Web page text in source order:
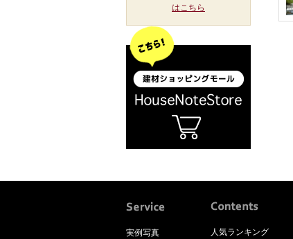
はこちら
実例写真 人気ランキング